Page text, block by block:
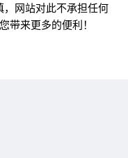
网站对此不承担任何
带来更多的便利！